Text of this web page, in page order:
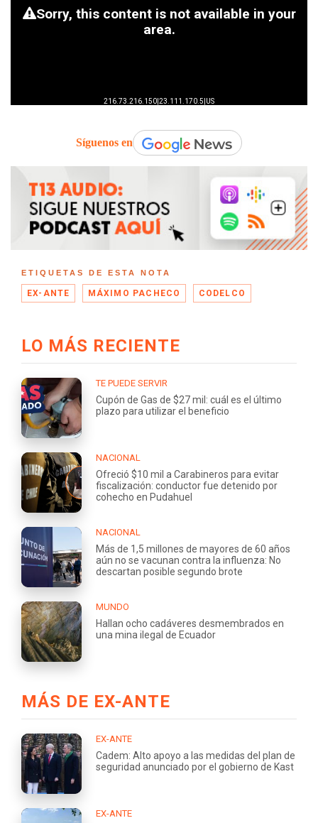
Síguenos en
ETIQUETAS DE ESTA NOTA
EX-ANTE MÁXIMO PACHECO CODELCO
LO MÁS RECIENTE
TE PUEDE SERVIR
Cupón de Gas de $27 mil: cuál es el último
plazo para utilizar el beneficio
NACIONAL
Ofreció $10 mil a Carabineros para evitar
fiscalización: conductor fue detenido por
cohecho en Pudahuel
NACIONAL
Más de 1,5 millones de mayores de 60 años
aún no se vacunan contra la influenza: No
descartan posible segundo brote
MUNDO
Hallan ocho cadáveres desmembrados en
una mina ilegal de Ecuador
MÁS DE EX-ANTE
EX-ANTE
Cadem: Alto apoyo a las medidas del plan de
seguridad anunciado por el gobierno de Kast
EX-ANTE